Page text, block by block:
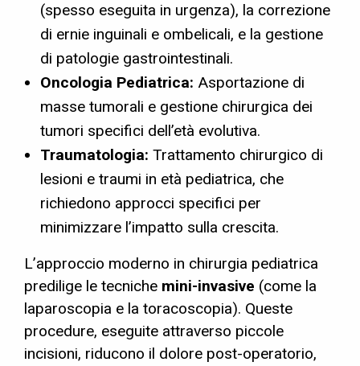
(spesso eseguita in urgenza), la correzione
di ernie inguinali e ombelicali, e la gestione
di patologie gastrointestinali.
Oncologia Pediatrica: Asportazione di
masse tumorali e gestione chirurgica dei
tumori specifici dell’età evolutiva.
Traumatologia: Trattamento chirurgico di
lesioni e traumi in età pediatrica, che
richiedono approcci specifici per
minimizzare l’impatto sulla crescita.
L’approccio moderno in chirurgia pediatrica
predilige le tecniche mini-invasive (come la
laparoscopia e la toracoscopia). Queste
procedure, eseguite attraverso piccole
incisioni, riducono il dolore post-operatorio,